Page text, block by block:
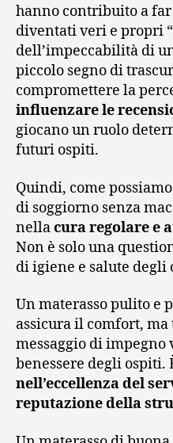
hanno contribuito a
diventati veri e propri
dell’impeccabilità di
piccolo segno di
compromettere la
influenzare le
giocano un ruolo
futuri ospiti.
Quindi, come
di soggiorno senza
nellacura regolare e
Non è solo una
di igiene e salute degli
Un materasso pulito e
assicura il comfort,
messaggio di impegno
benessere degli ospiti.
nell’eccellenza del
reputazione della